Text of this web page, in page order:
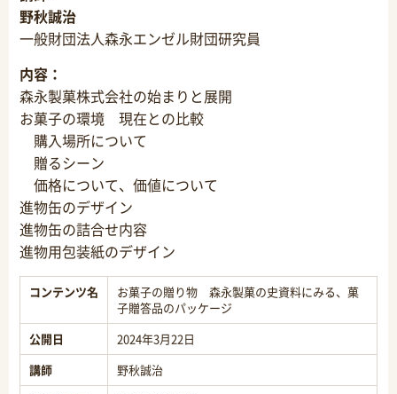
野秋誠治
一般財団法人森永エンゼル財団研究員
内容：
森永製菓株式会社の始まりと展開
お菓子の環境 現在との比較
購入場所について
贈るシーン
価格について、価値について
進物缶のデザイン
進物缶の詰合せ内容
進物用包装紙のデザイン
コンテンツ名
お菓子の贈り物 森永製菓の史資料にみる、菓
子贈答品のパッケージ
公開日
2024年3月22日
講師
野秋誠治